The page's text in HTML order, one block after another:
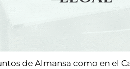
de Almansa como en el